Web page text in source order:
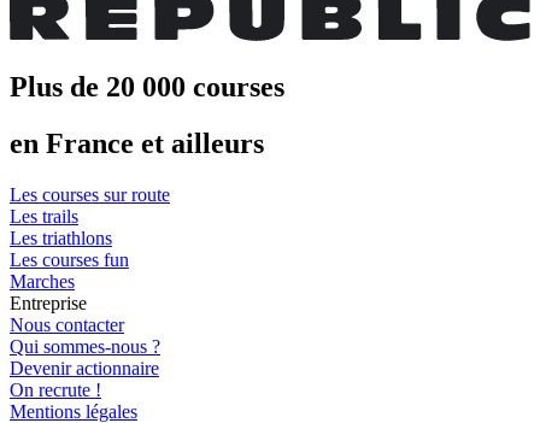
Plus de 20 000 courses
en France et ailleurs
Les courses sur route
Les trails
Les triathlons
Les courses fun
Marches
Entreprise
Nous contacter
Qui sommes-nous ?
Devenir actionnaire
On recrute !
Mentions légales